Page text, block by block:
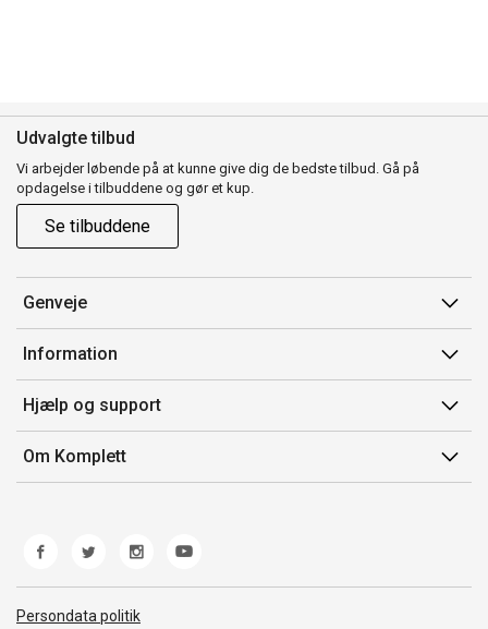
Udvalgte tilbud
Vi arbejder løbende på at kunne give dig de bedste tilbud. Gå på
opdagelse i tilbuddene og gør et kup.
Se tilbuddene
Genveje
Min side
Ordrehistorik
Gavekort
Information
Salgsbetingelser
Mærker/producent
Fortrydelsesret
Hjælp og support
Kontakt os
Kundeservice
Fejl/Mangler
Fragt og levering
Om Komplett
Persondata politik